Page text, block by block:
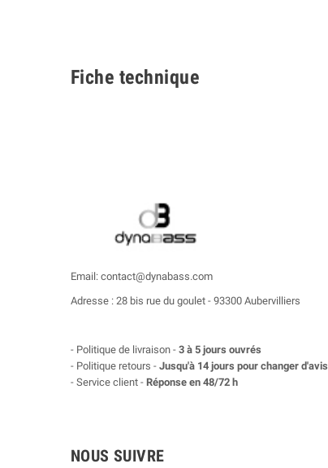
Fiche technique
Email: contact@dynabass.com
Adresse : 28 bis rue du goulet - 93300 Aubervilliers
- Politique de livraison - 3 à 5 jours ouvrés
- Politique retours - Jusqu'à 14 jours pour changer d'avis
- Service client - Réponse en 48/72 h
NOUS SUIVRE